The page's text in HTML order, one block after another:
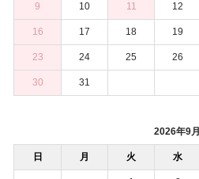
9 10 11 12
16 17 18 19
23 24 25 26
30 31
2026年9月
日 月 火 水